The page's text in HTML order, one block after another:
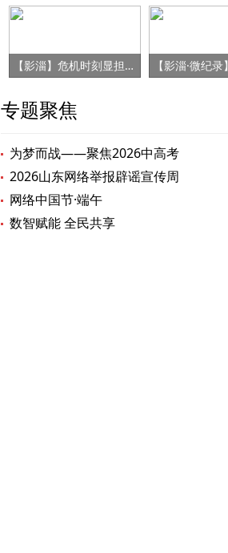
【影淄】危机时刻显担当 赤胆忠心保健康
专题聚焦
为梦而战——聚焦2026中高考
2026山东网络举报辟谣宣传周
网络中国节·端午
数智赋能 全民共享